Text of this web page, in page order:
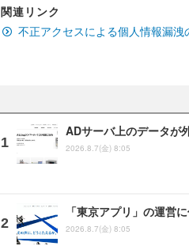
関連リンク
不正アクセスによる個人情報漏
ADサーバ上のデータが
2026.8.7(金) 8:05
「東京アプリ」の運営
2026.8.7(金) 8:05